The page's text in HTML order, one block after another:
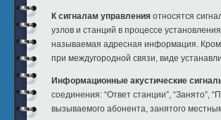
К сигналам управления относятся
узлов и станций в процессе
называемая адресная информация.
при междугородной связи, виде
Информационные акустические
соединения: “Ответ станции”, “Занято”,
вызываемого абонента, занятого